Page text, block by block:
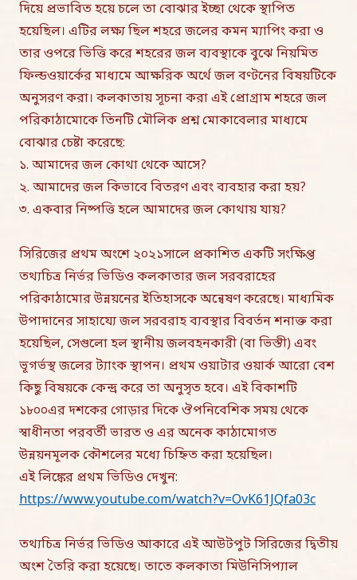
দিয়ে প্রভাবিত হয়ে চলে তা বোঝার ইচ্ছা থেকে স্থাপিত
হয়েছিল। এটির লক্ষ্য ছিল শহরে জলের কমন ম্যাপিং করা ও
তার ওপরে ভিত্তি করে শহরের জল ব্যবস্থাকে বুঝে নিয়মিত
ফিল্ডওয়ার্কের মাধ্যমে আক্ষরিক অর্থে জল বণ্টনের বিষয়টিকে
অনুসরণ করা। কলকাতায় সূচনা করা এই প্রোগ্রাম শহরে জল
পরিকাঠামোকে তিনটি মৌলিক প্রশ্ন মোকাবেলার মাধ্যমে
বোঝার চেষ্টা করেছে:
১. আমাদের জল কোথা থেকে আসে?
২. আমাদের জল কিভাবে বিতরণ এবং ব্যবহার করা হয়?
৩. একবার নিষ্পত্তি হলে আমাদের জল কোথায় যায়?
সিরিজের প্রথম অংশে ২০২১সালে প্রকাশিত একটি সংক্ষিপ্ত
তথ্যচিত্র নির্ভর ভিডিও কলকাতার জল সরবরাহের
পরিকাঠামোর উন্নয়নের ইতিহাসকে অন্বেষণ করেছে। মাধ্যমিক
উপাদানের সাহায্যে জল সরবরাহ ব্যবস্থার বিবর্তন শনাক্ত করা
হয়েছিল, সেগুলো হল স্থানীয় জলবহনকারী (বা ভিস্তী) এবং
ভূগর্ভস্থ জলের ট্যাংক স্থাপন। প্রথম ওয়াটার ওয়ার্ক আরো বেশ
কিছু বিষয়কে কেন্দ্র করে তা অনুসৃত হবে। এই বিকাশটি
১৮০০এর দশকের গোড়ার দিকে ঔপনিবেশিক সময় থেকে
স্বাধীনতা পরবর্তী ভারত ও এর অনেক কাঠামোগত
উন্নয়নমূলক কৌশলের মধ্যে চিহ্নিত করা হয়েছিল।
এই লিঙ্কের প্রথম ভিডিও দেখুন:
https://www.youtube.com/watch?v=OvK61JQfa03c
তথ্যচিত্র নির্ভর ভিডিও আকারে এই আউটপুট সিরিজের দ্বিতীয়
অংশ তৈরি করা হয়েছে। তাতে কলকাতা মিউনিসিপ্যাল ​​